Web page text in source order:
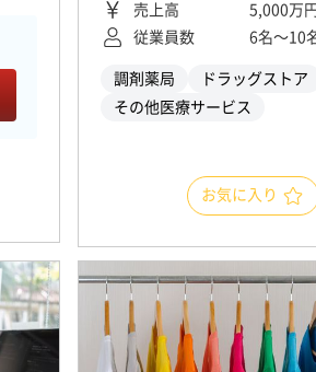
売上高
5,000万
従業員数
6名〜10
調剤薬局
ドラッグストア
その他医療サービス
お気に入り